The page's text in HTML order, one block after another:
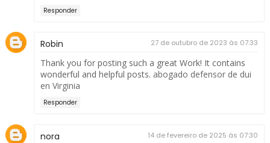
Responder
Robin 27 de outubro de 2023 às 07:33
Thank you for posting such a great Work! It contains
wonderful and helpful posts. abogado defensor de dui
en Virginia
Responder
nora 14 de fevereiro de 2025 às 07:30